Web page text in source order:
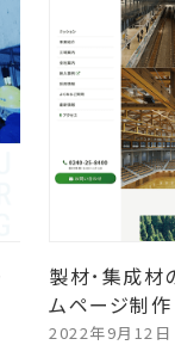
製材･集成材
ムページ制作
2022年9月12日